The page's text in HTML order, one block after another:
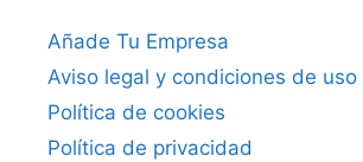
Añade Tu Empresa
Aviso legal y condiciones de uso
Política de cookies
Política de privacidad